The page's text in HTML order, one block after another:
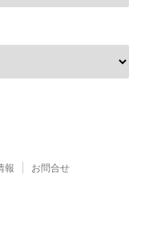
報 お問合せ